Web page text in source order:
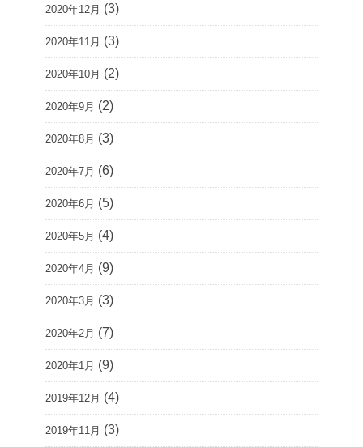
2020年12月 (3)
2020年11月 (3)
2020年10月 (2)
2020年9月 (2)
2020年8月 (3)
2020年7月 (6)
2020年6月 (5)
2020年5月 (4)
2020年4月 (9)
2020年3月 (3)
2020年2月 (7)
2020年1月 (9)
2019年12月 (4)
2019年11月 (3)